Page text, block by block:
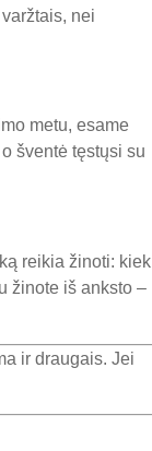
nei
metu, esame
šventė tęstųsi su
reikia žinoti: kiek
žinote iš anksto –
ir draugais. Jei